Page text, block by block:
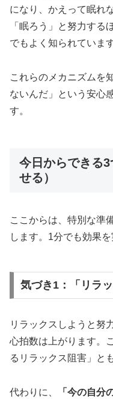
になり、かえって眠れ
「眠ろう」と努力する
でもよく知られています
これらのメカニズムを
ないんだ」という安心
す。
今日からできる
せる）
ここからは、特別な準
します。1分でも効果
気づき1：「リラ
リラックスしようと努
心拍数は上がります。
るリラックス阻害」と
代わりに、 「今の自分